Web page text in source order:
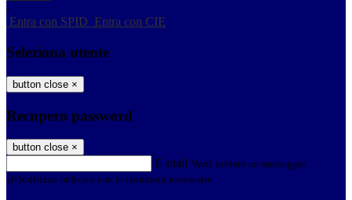
-
Entra con SPID Entra con CIE
Seleziona utente
button close ×
Recupero password
button close ×
E-mail Verrà inviato un messaggio
all'indirizzo indicato con le istruzioni necessarie.